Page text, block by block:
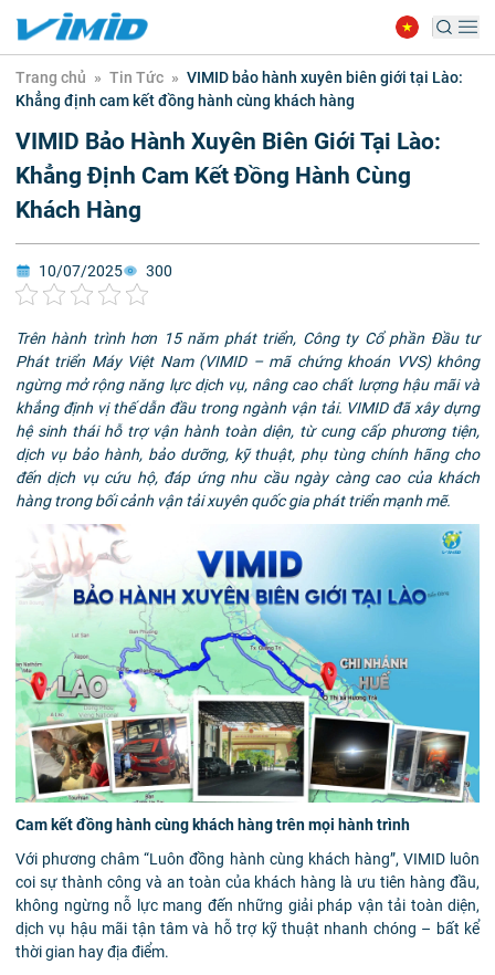
Trang chủ » Tin Tức » VIMID bảo hành xuyên biên giới tại Lào:
Khẳng định cam kết đồng hành cùng khách hàng
VIMID Bảo Hành Xuyên Biên Giới Tại Lào:
Khẳng Định Cam Kết Đồng Hành Cùng
Khách Hàng
10/07/2025 300
Trên hành trình hơn 15 năm phát triển, Công ty Cổ phần Đầu tư
Phát triển Máy Việt Nam (VIMID – mã chứng khoán VVS) không
ngừng mở rộng năng lực dịch vụ, nâng cao chất lượng hậu mãi và
khẳng định vị thế dẫn đầu trong ngành vận tải. VIMID đã xây dựng
hệ sinh thái hỗ trợ vận hành toàn diện, từ cung cấp phương tiện,
dịch vụ bảo hành, bảo dưỡng, kỹ thuật, phụ tùng chính hãng cho
đến dịch vụ cứu hộ, đáp ứng nhu cầu ngày càng cao của khách
hàng trong bối cảnh vận tải xuyên quốc gia phát triển mạnh mẽ.
Cam kết đồng hành cùng khách hàng trên mọi hành trình
Với phương châm “Luôn đồng hành cùng khách hàng”, VIMID luôn
coi sự thành công và an toàn của khách hàng là ưu tiên hàng đầu,
không ngừng nỗ lực mang đến những giải pháp vận tải toàn diện,
dịch vụ hậu mãi tận tâm và hỗ trợ kỹ thuật nhanh chóng – bất kể
thời gian hay địa điểm.